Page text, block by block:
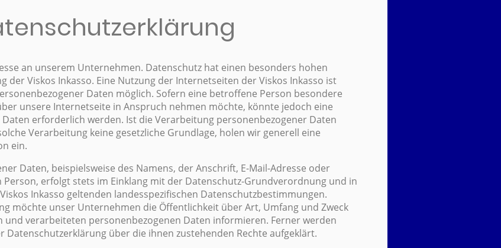
an unserem Unternehmen. Datenschutz hat einen besonders hohen
der Viskos Inkasso. Eine Nutzung der Internetseiten der Viskos Inkasso ist
Daten möglich. Sofern eine betroffene Person besondere
unsere Internetseite in Anspruch nehmen möchte, könnte jedoch eine
erforderlich werden. Ist die Verarbeitung personenbezogener Daten
Verarbeitung keine gesetzliche Grundlage, holen wir generell eine
ein.
Daten, beispielsweise des Namens, der Anschrift, E-Mail-Adresse oder
erfolgt stets im Einklang mit der Datenschutz-Grundverordnung und in
Inkasso geltenden landesspezifischen Datenschutzbestimmungen.
möchte unser Unternehmen die Öffentlichkeit über Art, Umfang und Zweck
und verarbeiteten personenbezogenen Daten informieren. Ferner werden
über die ihnen zustehenden Rechte aufgeklärt.